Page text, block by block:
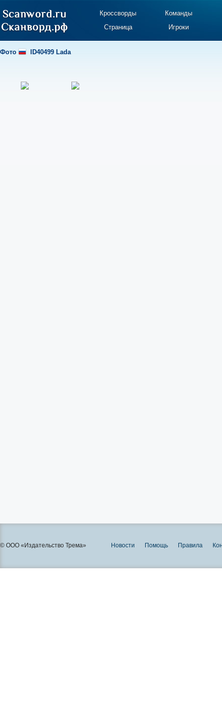
Кроссворды
Команды
Страница
Игроки
Фото ID40499 Lada
© ООО «Издательство Трема» Новости Помощь Правила